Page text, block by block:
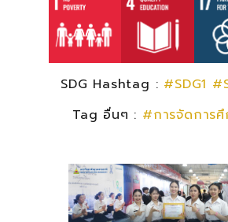
SDG Hashtag : #SDG1
Tag อื่นๆ : #การจัดการ